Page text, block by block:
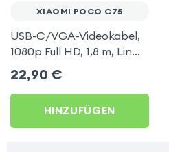
XIAOMI POCO C75
USB-C/VGA-Videokabel,
1080p Full HD, 1,8 m, LinQ
für Xiaomi Poco C75
22,90 €
HINZUFÜGEN